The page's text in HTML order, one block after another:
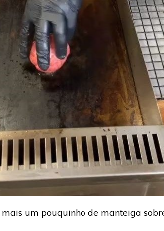
mais um pouquinho de manteiga